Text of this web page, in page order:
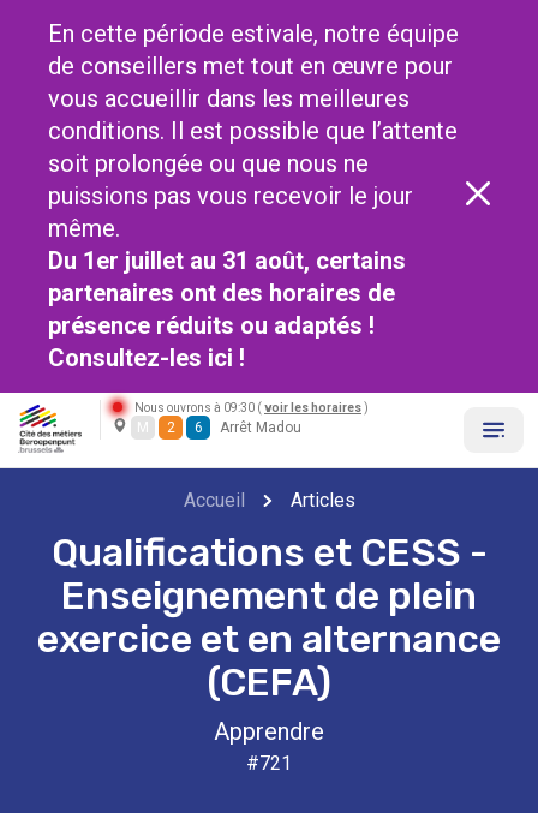
En cette période estivale, notre équipe
de conseillers met tout en œuvre pour
vous accueillir dans les meilleures
conditions. Il est possible que l’attente
soit prolongée ou que nous ne
puissions pas vous recevoir le jour
même.
Du 1er juillet au 31 août, certains
partenaires ont des horaires de
présence réduits ou adaptés !
Consultez-les ici !
Nous ouvrons à 09:30 ( voir les horaires )
M 2 6 Arrêt Madou
Accueil Articles
Qualifications et CESS -
Enseignement de plein
exercice et en alternance
(CEFA)
Apprendre
#721